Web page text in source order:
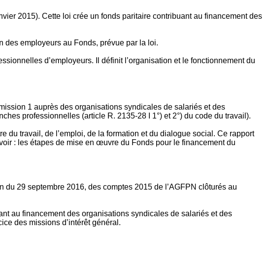
2015). Cette loi crée un fonds paritaire contribuant au financement des
des employeurs au Fonds, prévue par la loi.
d’employeurs. Il définit l’organisation et le fonctionnement du
1 auprès des organisations syndicales de salariés et des
professionnelles (article R. 2135‐28 I 1°) et 2°) du code du travail).
du travail, de l’emploi, de la formation et du dialogue social. Ce rapport
: les étapes de mise en œuvre du Fonds pour le financement du
29 septembre 2016, des comptes 2015 de l’AGFPN clôturés au
au financement des organisations syndicales de salariés et des
des missions d’intérêt général.